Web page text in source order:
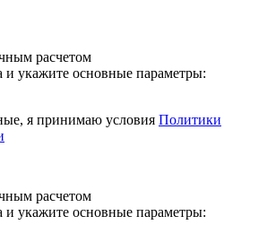
расчетом
и укажите основные параметры:
я принимаю условия Политики
расчетом
и укажите основные параметры: